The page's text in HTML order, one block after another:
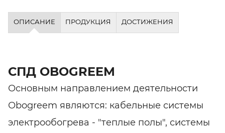
ОПИСАНИЕ ПРОДУКЦИЯ ДОСТИЖЕНИЯ
СПД OBOGREEM
Основным направлением деятельности
Оbogreem являются: кабельные системы
электрообогрева - "теплые полы", системы